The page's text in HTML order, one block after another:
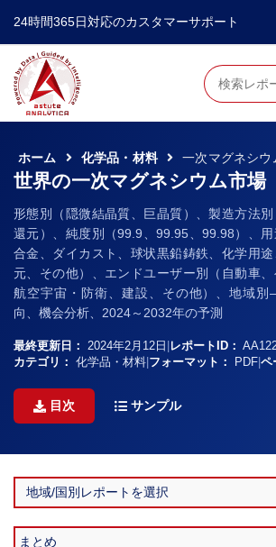
24時間365日対応のカスタマーサポート
ホーム 化学品・材料 一次マグネシウ
世界の一次マグネシウム市場
形態別（隠微結晶質、巨晶質）、製造方法
還元）、純度別（99.9、99.95、99.98）、
合金、ダイカスト、球状黒鉛鋳鉄、化学用
元、その他）、エンドユーザー別（自動車、
航空宇宙・防衛、建設、その他）、地域
向、機会分析、2024～2032年の予測
最終更新日： 2024年2月12日 レポートID：
カテゴリ：
化学品・材料 フォーマット： PDF ペ
目次 サンプル